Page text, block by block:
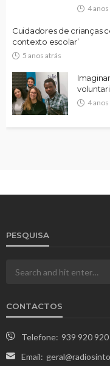
4
Cuidadores de crianças
contexto escolar’
5 anos atrás
4
PESQUISA
CONTACTOS
Telefone: 939 920 920
Email: